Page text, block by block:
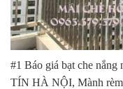
#1 Báo giá bạt che
TÍN HÀ NỘI, Mành rèm